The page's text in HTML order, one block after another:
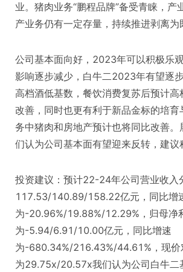
业。猪肉业务“鹏程品牌”备受青睐，产
产业务仍有一定存量，持续推进剥离为
公司基本面向好，2023年可以积极乐
影响逐步减少，白牛二2023年有望逐
高档酒低基数，餐饮消费复苏后预计高
改善，同时也更有利于新品金标的培育
务中猪肉和房地产预计也将同比改善
们认为公司基本面有望迎来反转，建议
投资建议：预计22-24年公司营业收入
117.53/140.89/158.22亿元，同比增
为-20.96%/19.88%/12.29%，归母净
为-5.94/6.91/10.00亿元，同比增速
为-680.34%/216.43%/44.61%，现
为29.75x/20.57x我们认为公司白牛二